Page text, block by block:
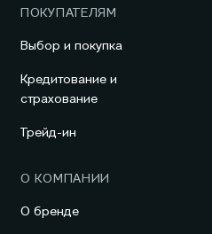
ПОКУПАТЕЛЯМ
Выбор и покупка
Кредитование и
страхование
Трейд-ин
О КОМПАНИИ
О бренде